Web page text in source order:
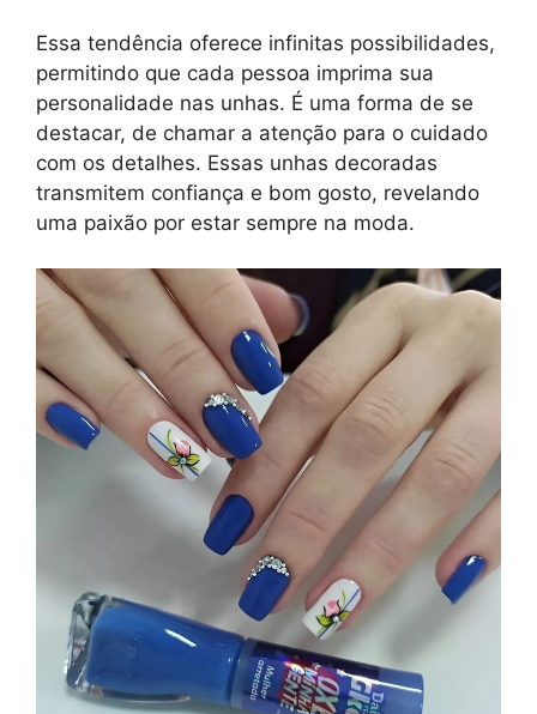
Essa tendência oferece infinitas possibilidades,
permitindo que cada pessoa imprima sua
personalidade nas unhas. É uma forma de se
destacar, de chamar a atenção para o cuidado
com os detalhes. Essas unhas decoradas
transmitem confiança e bom gosto, revelando
uma paixão por estar sempre na moda.